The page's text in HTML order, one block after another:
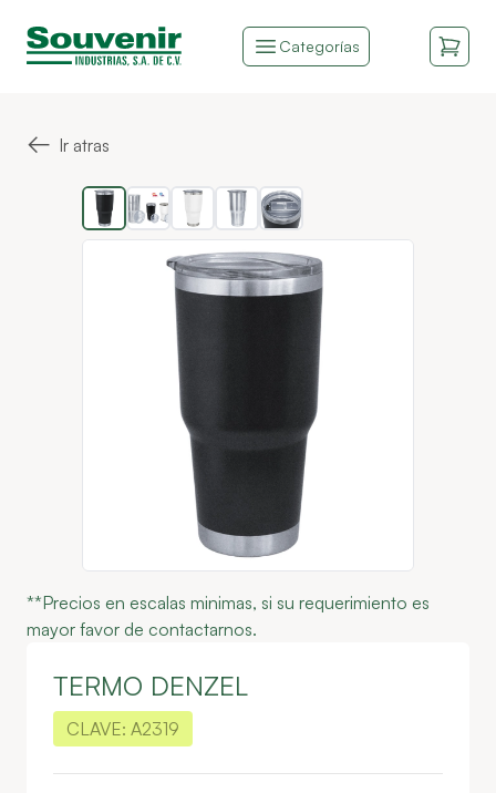
Categorías
← Ir atras
**Precios en escalas minimas, si su requerimiento es
mayor favor de contactarnos.
TERMO DENZEL
CLAVE: A2319